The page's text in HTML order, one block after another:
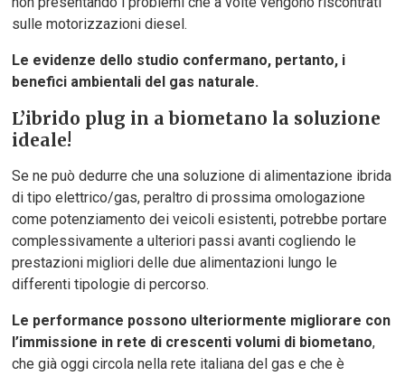
sulle motorizzazioni diesel.
Le evidenze dello studio confermano, pertanto, i
benefici ambientali del gas naturale.
L’ibrido plug in a biometano la soluzione
ideale!
Se ne può dedurre che una soluzione di alimentazione ibrida
di tipo elettrico/gas, peraltro di prossima omologazione
come potenziamento dei veicoli esistenti, potrebbe portare
complessivamente a ulteriori passi avanti cogliendo le
prestazioni migliori delle due alimentazioni lungo le
differenti tipologie di percorso.
Le performance possono ulteriormente migliorare con
l’immissione in rete di crescenti volumi di biometano,
che già oggi circola nella rete italiana del gas e che è